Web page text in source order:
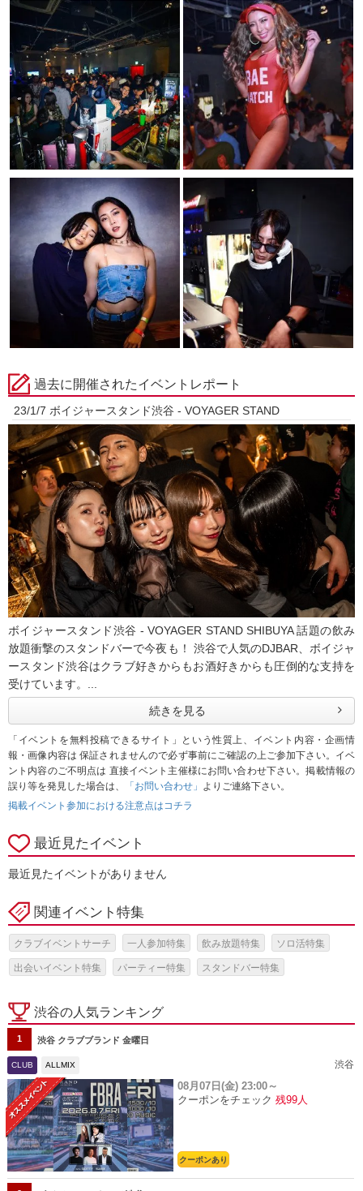
過去に開催されたイベントレポート
23/1/7 ボイジャースタンド渋谷 - VOYAGER STAND
ボイジャースタンド渋谷 - VOYAGER STAND SHIBUYA 話題の飲み
放題衝撃のスタンドバーで今夜も！ 渋谷で人気のDJBAR、ボイジャ
ースタンド渋谷はクラブ好きからもお酒好きからも圧倒的な支持を
受けています。...
続きを見る
「イベントを無料投稿できるサイト」という性質上、イベント内容・企画情
報・画像内容は 保証されませんので必ず事前にご確認の上ご参加下さい。イベ
ント内容のご不明点は 直接イベント主催様にお問い合わせ下さい。掲載情報の
誤り等を発見した場合は、
「お問い合わせ」 よりご連絡下さい。
掲載イベント参加における注意点はコチラ
最近見たイベント
最近見たイベントがありません
関連イベント特集
クラブイベントサーチ 一人参加特集 飲み放題特集 ソロ活特集
出会いイベント特集 パーティー特集 スタンドバー特集
渋谷の人気ランキング
1 渋谷 クラブブランド 金曜日
CLUB ALLMIX 渋谷
08月07日(金) 23:00～
クーポンをチェック 残99人
クーポンあり